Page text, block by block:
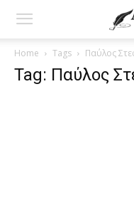
Home Tags Παύλος
Tag: Παύλος